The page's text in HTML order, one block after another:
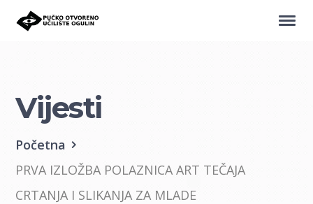
Vijesti
Početna
PRVA IZLOŽBA POLAZNICA ART TEČAJA
CRTANJA I SLIKANJA ZA MLADE